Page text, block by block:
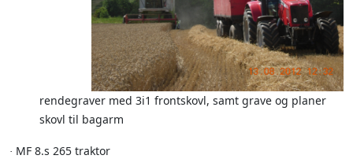
rendegraver med 3i1 frontskovl, samt grave og planer
skovl til bagarm
· MF 8.s 265 traktor